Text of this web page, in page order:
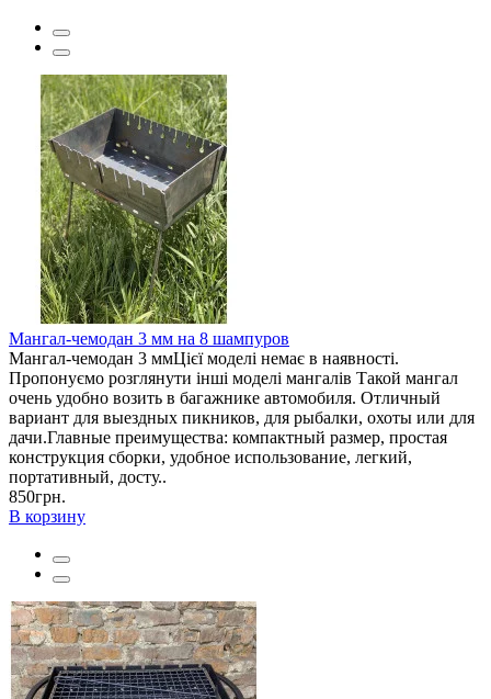
Мангал-чемодан 3 мм на 8 шампуров
Мангал-чемодан 3 ммЦієї моделі немає в наявності.
Пропонуємо розглянути інші моделі мангалів Такой мангал
очень удобно возить в багажнике автомобиля. Отличный
вариант для выездных пикников, для рыбалки, охоты или для
дачи.Главные преимущества: компактный размер, простая
конструкция сборки, удобное использование, легкий,
портативный, досту..
850грн.
В корзину